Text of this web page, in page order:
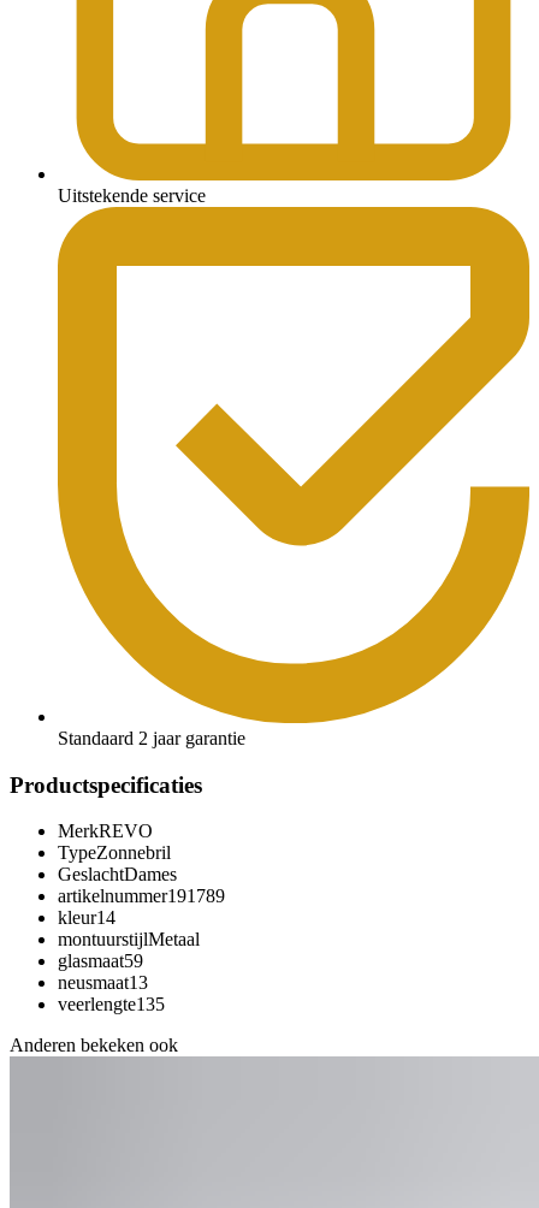
Uitstekende service
Standaard 2 jaar garantie
Productspecificaties
MerkREVO
TypeZonnebril
GeslachtDames
artikelnummer191789
kleur14
montuurstijlMetaal
glasmaat59
neusmaat13
veerlengte135
Anderen bekeken ook